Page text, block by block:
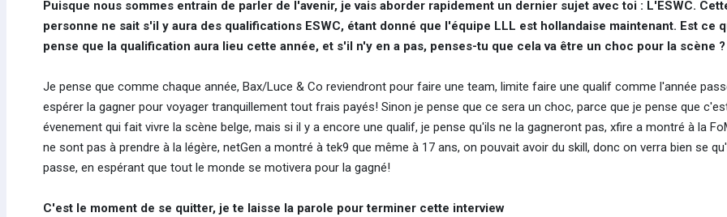
Puisque nous sommes entrain de parler de l'avenir, je vais aborder rapidement un dernier sujet avec toi : L'ESWC.
personne ne sait s'il y aura des qualifications ESWC, étant donné que l'équipe LLL est hollandaise maintenant. Est ce
pense que la qualification aura lieu cette année, et s'il n'y en a pas, penses-tu que cela va être un choc pour la scène ?
Je pense que comme chaque année, Bax/Luce & Co reviendront pour faire une team, limite faire une qualif comme l'année
espérer la gagner pour voyager tranquillement tout frais payés! Sinon je pense que ce sera un choc, parce que je pense que
évenement qui fait vivre la scène belge, mais si il y a encore une qualif, je pense qu'ils ne la gagneront pas, xfire a montré à la
ne sont pas à prendre à la légère, netGen a montré à tek9 que même à 17 ans, on pouvait avoir du skill, donc on verra bien se
passe, en espérant que tout le monde se motivera pour la gagné!
C'est le moment de se quitter, je te laisse la parole pour terminer cette interview